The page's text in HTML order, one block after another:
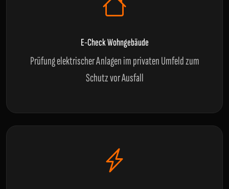
E-Check Wohngebäude
Prüfung elektrischer Anlagen im privaten Umfeld zum
Schutz vor Ausfall